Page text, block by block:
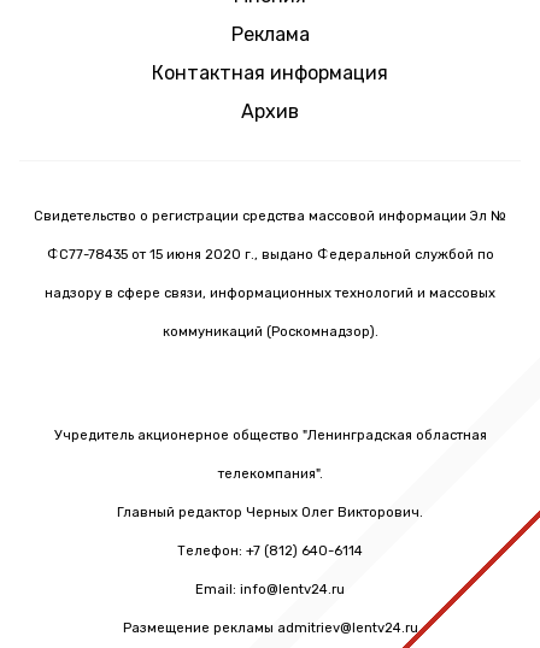
Реклама
Контактная информация
Архив
Свидетельство о регистрации средства массовой информации Эл №
ФС77-78435 от 15 июня 2020 г., выдано Федеральной службой по
надзору в сфере связи, информационных технологий и массовых
коммуникаций (Роскомнадзор).
Учредитель акционерное общество "Ленинградская областная
телекомпания".
Главный редактор Черных Олег Викторович.
Телефон: +7 (812) 640-6114
Email: info@lentv24.ru
Размещение рекламы admitriev@lentv24.ru